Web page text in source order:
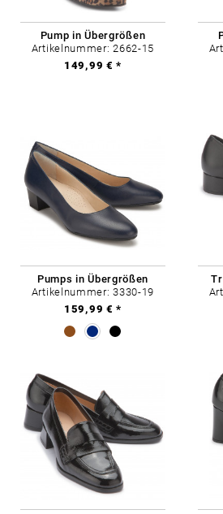
Pump in Übergrößen
Artikelnummer: 2662-15
149,99 € *
Pumps in Übergrößen
Artikelnummer: 3330-19
159,99 € *